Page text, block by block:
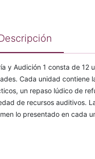
y Audición 1 consta de
Cada unidad contiene
un repaso lúdico de
de recursos auditivos.
lo presentado en cada